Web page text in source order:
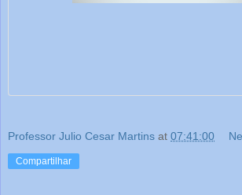
Professor Julio Cesar Martins at 07:41:00
Compartilhar